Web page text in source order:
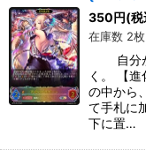
350円(税
在庫数 2枚
自分が
く。 【
の中から
て手札に
下に置…